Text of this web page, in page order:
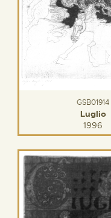
GSB01914
Luglio
1996